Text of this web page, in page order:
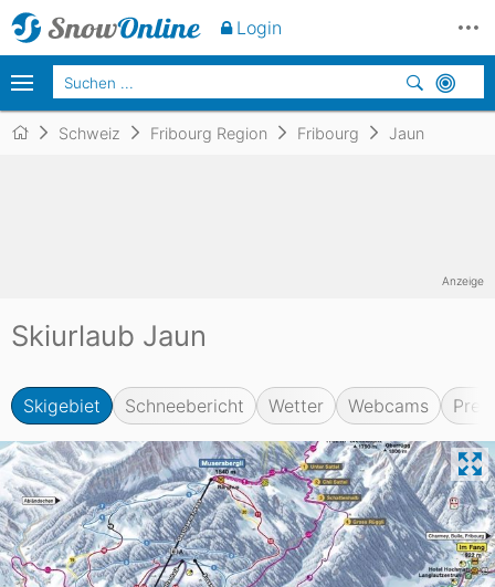
Schweiz Fribourg Region Fribourg Jaun
Skiurlaub Jaun
Skigebiet Schneebericht Wetter Webcams
Anzeige
Login